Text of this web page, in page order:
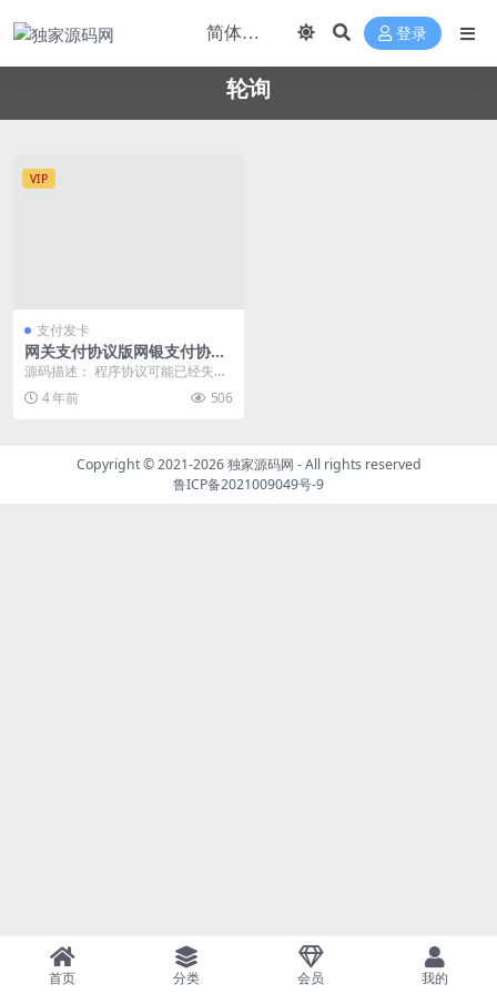
登录
轮询
VIP
支付发卡
网关支付协议版网银支付协议
轮询支付
源码描述： 程序协议可能已经失效
了，本站没有测试，测试的话 需要
先对接隧道代理，...
4 年前 506
Copyright © 2021-2026独家源码网 - All rights reserved
鲁ICP备2021009049号-9
首页 分类 会员 我的